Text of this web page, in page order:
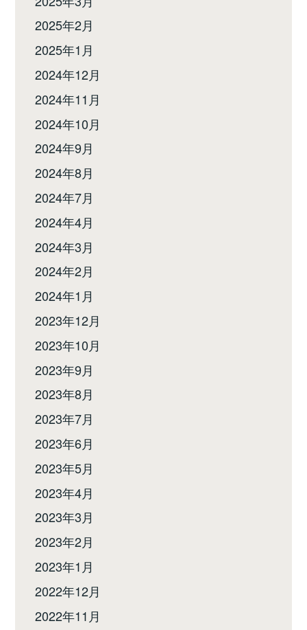
2025年2月
2025年1月
2024年12月
2024年11月
2024年10月
2024年9月
2024年8月
2024年7月
2024年4月
2024年3月
2024年2月
2024年1月
2023年12月
2023年10月
2023年9月
2023年8月
2023年7月
2023年6月
2023年5月
2023年4月
2023年3月
2023年2月
2023年1月
2022年12月
2022年11月